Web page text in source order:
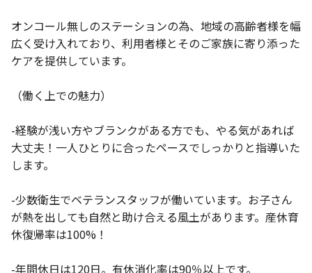
オンコール無しのステーションの為、地域の高齢者様を幅
広く受け入れており、利用者様とそのご家族に寄り添った
ケアを提供しています。
（働く上での魅力）
-経験が浅い方やブランクがある方でも、やる気があれば
大丈夫！一人ひとりに合ったペースでしっかりと指導いた
します。
-少数衛生でベテランスタッフが働いています。お子さん
が熱を出しても自然と助け合える風土があります。産休育
休復帰率は100%！
-年間休日は120日。有休消化率は90％以上です。